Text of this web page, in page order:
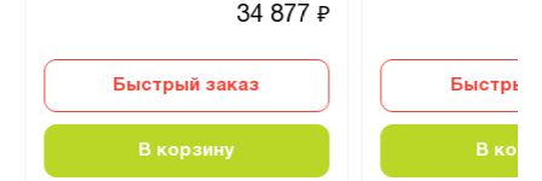
34 877₽
Быстрый заказ
В корзину
Быстрый
В